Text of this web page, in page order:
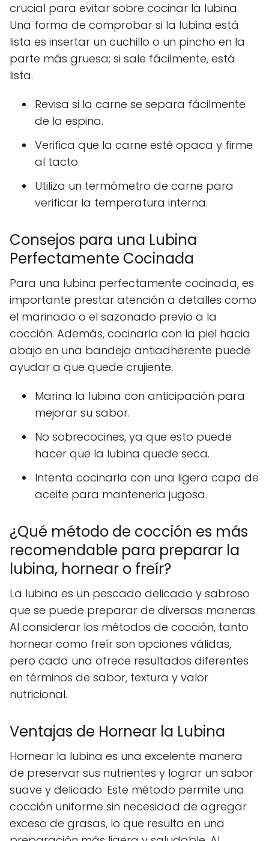
crucial para evitar sobre cocinar la lubina.
Una forma de comprobar si la lubina está
lista es insertar un cuchillo o un pincho en la
parte más gruesa; si sale fácilmente, está
lista.
Revisa si la carne se separa fácilmente
de la espina.
Verifica que la carne esté opaca y firme
al tacto.
Utiliza un termómetro de carne para
verificar la temperatura interna.
Consejos para una Lubina
Perfectamente Cocinada
Para una lubina perfectamente cocinada, es
importante prestar atención a detalles como
el marinado o el sazonado previo a la
cocción. Además, cocinarla con la piel hacia
abajo en una bandeja antiadherente puede
ayudar a que quede crujiente.
Marina la lubina con anticipación para
mejorar su sabor.
No sobrecocines, ya que esto puede
hacer que la lubina quede seca.
Intenta cocinarla con una ligera capa de
aceite para mantenerla jugosa.
¿Qué método de cocción es más
recomendable para preparar la
lubina, hornear o freír?
La lubina es un pescado delicado y sabroso
que se puede preparar de diversas maneras.
Al considerar los métodos de cocción, tanto
hornear como freír son opciones válidas,
pero cada una ofrece resultados diferentes
en términos de sabor, textura y valor
nutricional.
Ventajas de Hornear la Lubina
Hornear la lubina es una excelente manera
de preservar sus nutrientes y lograr un sabor
suave y delicado. Este método permite una
cocción uniforme sin necesidad de agregar
exceso de grasas, lo que resulta en una